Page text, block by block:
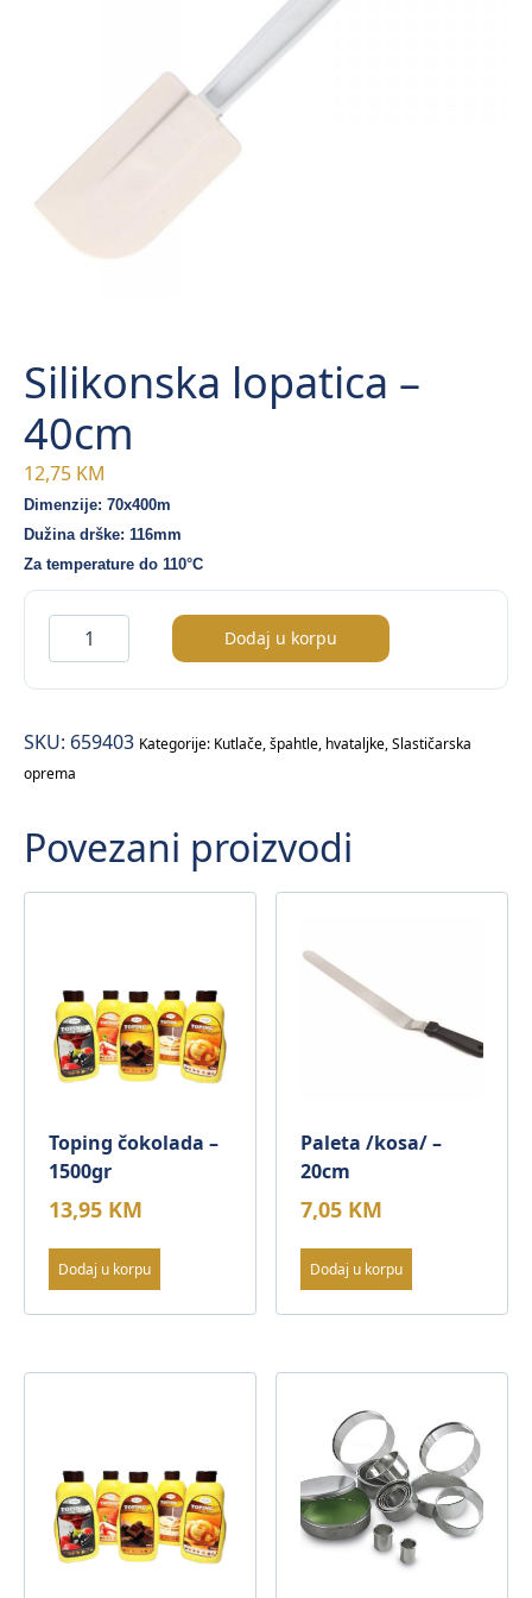
Silikonska lopatica –
40cm
12,75 KM
Dimenzije: 70x400m
Dužina drške: 116mm
Za temperature do 110°C
Silikonska
lopatica
–
količina
Dodaj u korpu
SKU: 659403 Kategorije: Kutlače, špahtle, hvataljke,Slastičarska
oprema
Povezani proizvodi
Toping čokolada –
1500gr
13,95 KM
Dodaj u korpu
Paleta /kosa/ –
20cm
7,05 KM
Dodaj u korpu